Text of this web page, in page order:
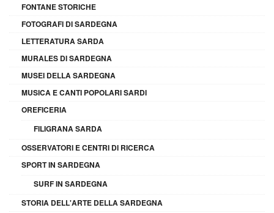
FONTANE STORICHE
FOTOGRAFI DI SARDEGNA
LETTERATURA SARDA
MURALES DI SARDEGNA
MUSEI DELLA SARDEGNA
MUSICA E CANTI POPOLARI SARDI
OREFICERIA
FILIGRANA SARDA
OSSERVATORI E CENTRI DI RICERCA
SPORT IN SARDEGNA
SURF IN SARDEGNA
STORIA DELL'ARTE DELLA SARDEGNA